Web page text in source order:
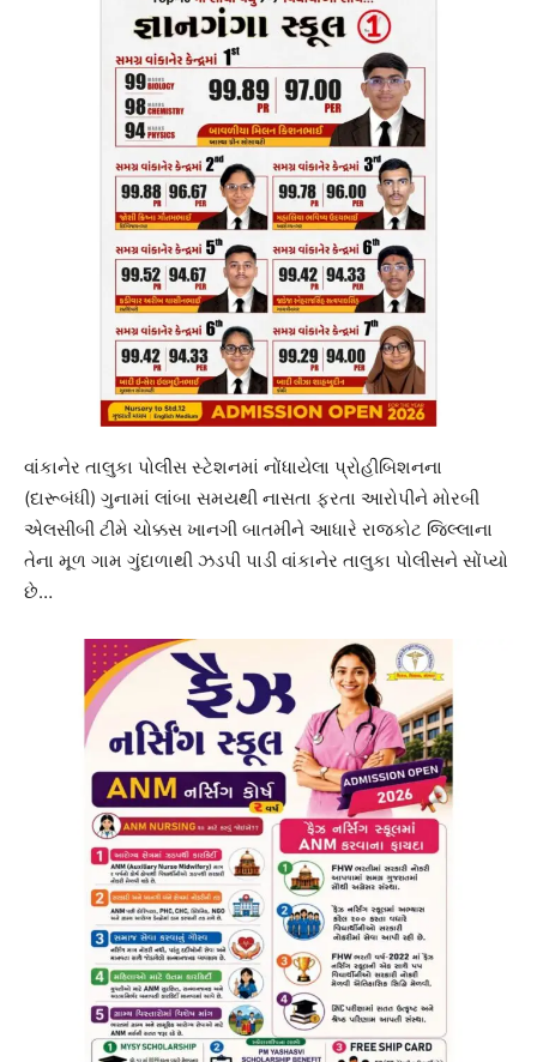
વાંકાનેર તાલુકા પોલીસ સ્ટેશનમાં નોંધાયેલા પ્રોહીબિશનના
(દારૂબંધી) ગુનામાં લાંબા સમયથી નાસતા ફરતા આરોપીને મોરબી
એલસીબી ટીમે ચોક્કસ ખાનગી બાતમીને આધારે રાજકોટ જિલ્લાના
તેના મૂળ ગામ ગુંદાળાથી ઝડપી પાડી વાંકાનેર તાલુકા પોલીસને સોંપ્યો
છે…